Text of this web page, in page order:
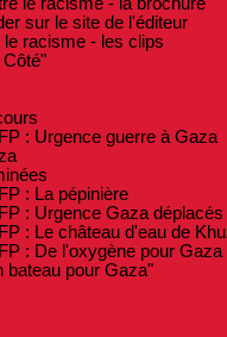
sur le site de l'éditeur
racisme - les clips
: Urgence guerre à Gaza
: La pépinière
: Urgence Gaza déplacés
: Le château d'eau de
: De l'oxygène pour Gaza
bateau pour Gaza"